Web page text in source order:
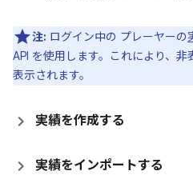
注: ログイン中の プレーヤーの
API を使用します。これにより、
表示されます。
実績を作成する
実績をインポートする